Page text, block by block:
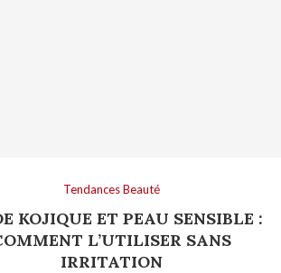
Tendances Beauté
KOJIQUE ET PEAU SENSIBLE :
L’UTILISER SANS
IRRITATION